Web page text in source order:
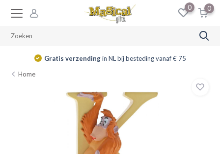
0 0
Gratis verzendingin NL bij besteding vanaf € 75
Home